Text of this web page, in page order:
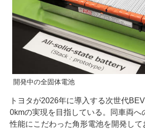
開発中の全固体電池
トヨタが2026年に導入する次世代
0kmの実現を目指している。同車両へ
性能にこだわった角形電池を開発して